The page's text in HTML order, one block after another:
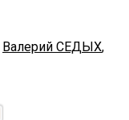
Валерий СЕДЫХ,